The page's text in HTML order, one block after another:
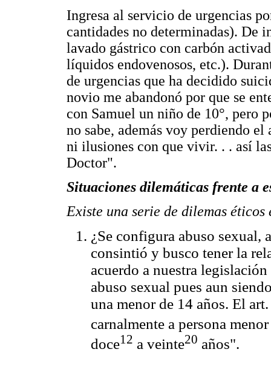
Ingresa al servicio de urgencias
cantidades no determinadas). De
lavado gástrico con carbón
líquidos endovenosos, etc.).
de urgencias que ha decidido
novio me abandonó por que se
con Samuel un niño de 10°, pero
no sabe, además voy perdiendo
ni ilusiones con que vivir. . . así
Doctor".
Situaciones dilemáticas frente a
Existe una serie de dilemas
¿Se configura abuso sexual,
consintió y busco tener la
acuerdo a nuestra
abuso sexual pues aun
una menor de 14 años. El
carnalmente a persona
doce12 a veinte20 años".